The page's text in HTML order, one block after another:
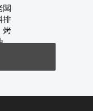
闆
排
烤